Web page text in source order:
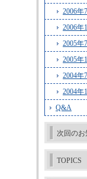
2006年
2006年
2005年
2005年
2004年
2004年
Q&A
次回の
TOPICS